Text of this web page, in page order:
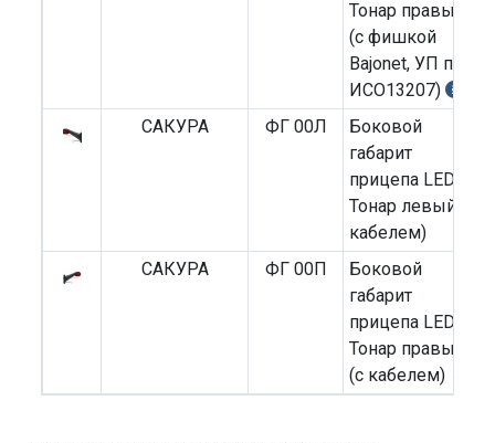
Тонар правый
(с фишкой
Bajonet, УП по
ИСО13207)
САКУРА ФГ 00Л
Боковой
габарит
прицепа LED
Тонар левый (с
кабелем)
САКУРА
ФГ 00П
Боковой
габарит
прицепа LED
Тонар правый
(с кабелем)